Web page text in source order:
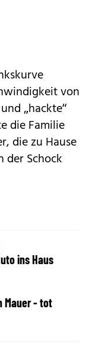
von
„hackte“
die Familie
die zu Hause
der Schock
ins Haus
Mauer - tot